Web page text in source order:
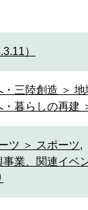
）
三陸創造 ＞ 地
暮らしの再建
ツ ＞ スポーツ,
業、関連イベ